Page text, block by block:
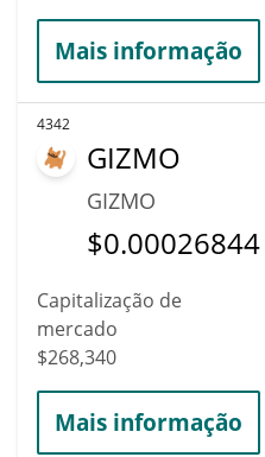
Mais informação
4342
GIZMO
GIZMO
$0.00026844
Capitalização de
mercado
$268,340
Mais informação